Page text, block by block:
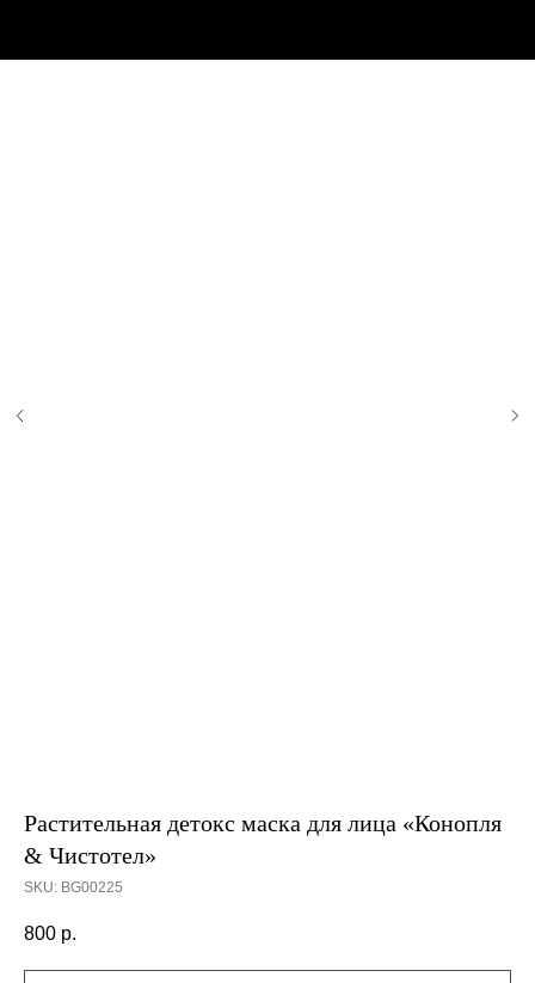
Растительная детокс маска для лица «Конопля
& Чистотел»
SKU: BG00225
800 р.